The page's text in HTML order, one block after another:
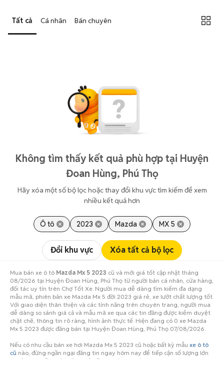
Tất cả Cá nhân Bán chuyên
Không tìm thấy kết quả phù hợp tại Huyện
Đoan Hùng, Phú Thọ
Hãy xóa một số bộ lọc hoặc thay đổi khu vực tìm kiếm để xem
nhiều kết quả hơn
Ô tô 2023 Mazda MX 5
Đổi khu vực Xóa tất cả bộ lọc
Mua bán xe ô tô Mazda Mx 5 2023 cũ và mới giá tốt cập nhật tháng
08/2026 tại Huyện Đoan Hùng, Phú Thọ từ người bán cá nhân, cửa hàng,
đối tác uy tín trên Chợ Tốt Xe. Người mua dễ dàng tìm kiếm đa dạng
mẫu mã, phiên bản xe Mazda Mx 5 đời 2023 giá rẻ, xe lướt chất lượng tốt.
Với giao diện thân thiện và các tính năng trên chuyên trang, người mua
dễ dàng so sánh giá cả và mẫu mã xe qua các tin đăng được kiểm duyệt
chặt chẽ, thông tin rõ ràng, hình ảnh thực tế. Hiện đang có 0 xe Mazda
Mx 5 2023 được đăng bán tại Huyện Đoan Hùng, Phú Thọ 07/08/2026.
Nếu có nhu cầu bán xe hơi Mazda Mx 5 2023 cũ hoặc bất kỳ mẫu xe ô tô
cũ nào, đừng ngần ngại đăng tin ngay hôm nay để tiếp cận số lượng lớn
người mua tiềm năng ở Huyện Đoan Hùng, Phú Thọ!